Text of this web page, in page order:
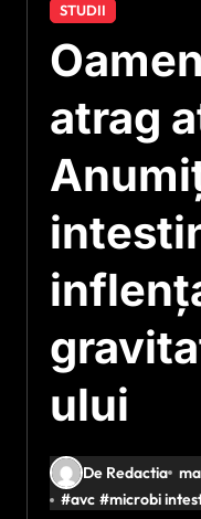
STUDII
atrag
ului
De Redactia
#avc #microbi